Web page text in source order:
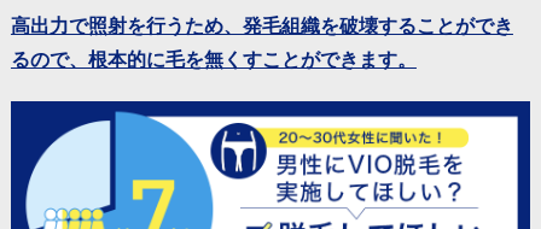
高出力で照射を行うため、発毛組織を破壊することができ
るので、根本的に毛を無くすことができます。